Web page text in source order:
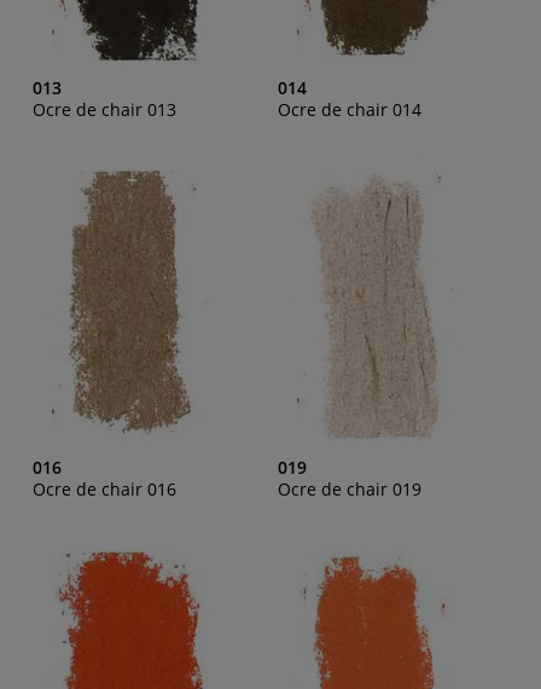
013
Ocre de chair 013
014
Ocre de chair 014
016
Ocre de chair 016
019
Ocre de chair 019